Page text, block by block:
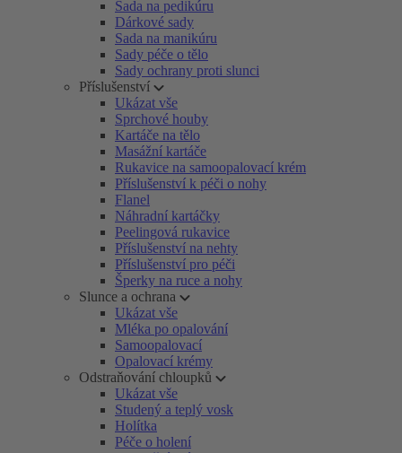
Sada na pedikúru
Dárkové sady
Sada na manikúru
Sady péče o tělo
Sady ochrany proti slunci
Příslušenství
Ukázat vše
Sprchové houby
Kartáče na tělo
Masážní kartáče
Rukavice na samoopalovací krém
Příslušenství k péči o nohy
Flanel
Náhradní kartáčky
Peelingová rukavice
Příslušenství na nehty
Příslušenství pro péči
Šperky na ruce a nohy
Slunce a ochrana
Ukázat vše
Mléka po opalování
Samoopalovací
Opalovací krémy
Odstraňování chloupků
Ukázat vše
Studený a teplý vosk
Holítka
Péče o holení